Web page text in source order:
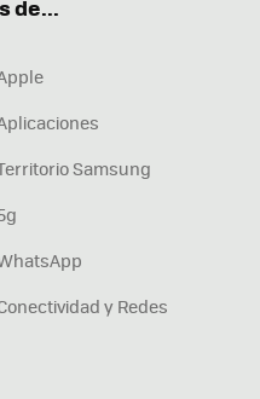
de...
Samsung
y Redes